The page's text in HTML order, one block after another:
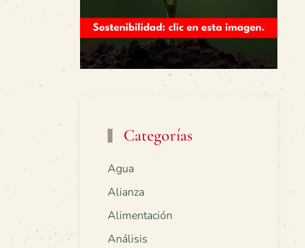
Categorías
Agua
Alianza
Alimentación
Análisis